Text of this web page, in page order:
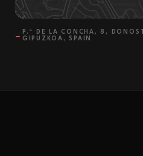
→
P.º DE LA CONCHA, 8,
GIPUZKOA, SPAIN